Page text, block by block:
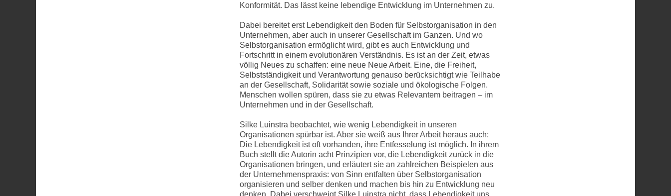
Konformität. Das lässt keine lebendige Entwicklung im Unternehmen zu.
Dabei bereitet erst Lebendigkeit den Boden für Selbstorganisation in den
Unternehmen, aber auch in unserer Gesellschaft im Ganzen. Und wo
Selbstorganisation ermöglicht wird, gibt es auch Entwicklung und
Fortschritt in einem evolutionären Verständnis. Es ist an der Zeit, etwas
völlig Neues zu schaffen: eine neue Neue Arbeit. Eine, die Freiheit,
Selbstständigkeit und Verantwortung genauso berücksichtigt wie Teilhabe
an der Gesellschaft, Solidarität sowie soziale und ökologische Folgen.
Menschen wollen spüren, dass sie zu etwas Relevantem beitragen – im
Unternehmen und in der Gesellschaft.
Silke Luinstra beobachtet, wie wenig Lebendigkeit in unseren
Organisationen spürbar ist. Aber sie weiß aus Ihrer Arbeit heraus auch:
Die Lebendigkeit ist oft vorhanden, ihre Entfesselung ist möglich. In ihrem
Buch stellt die Autorin acht Prinzipien vor, die Lebendigkeit zurück in die
Organisationen bringen, und erläutert sie an zahlreichen Beispielen aus
der Unternehmenspraxis: von Sinn entfalten über Selbstorganisation
organisieren und selber denken und machen bis hin zu Entwicklung neu
denken. Dabei verschweigt Silke Luinstra nicht, dass Lebendigkeit uns